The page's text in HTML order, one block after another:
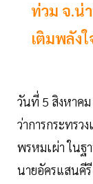
ท่วม จ.น่
เติมพลัง
วันที่ 5 สิงหาค
ว่าการกระทร
พรหมเผ่า ในฐ
นายอัครแสนคี